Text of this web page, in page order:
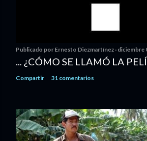
Publicado por Ernesto Diezmartínez diciembre
... ¿CÓMO SE LLAMÓ LA
Compartir 31 comentarios